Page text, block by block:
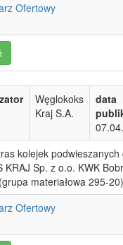
Ofertowy
Węglokoks
Kraj S.A.
data
kolejek podwieszanych
KRAJ Sp. z o.o. KWK
materiałowa 295-20)
Ofertowy